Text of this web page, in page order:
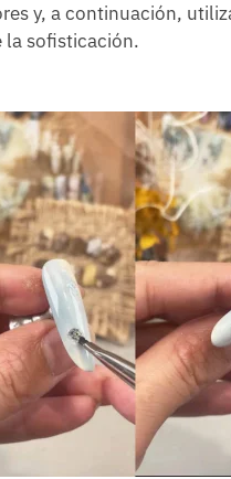
y, a continuación,
la sofisticación.